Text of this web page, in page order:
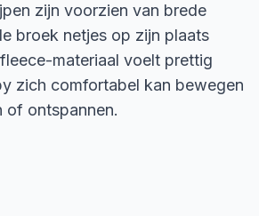
zijn voorzien van brede
broek netjes op zijn plaats
materiaal voelt prettig
zich comfortabel kan bewegen
of ontspannen.